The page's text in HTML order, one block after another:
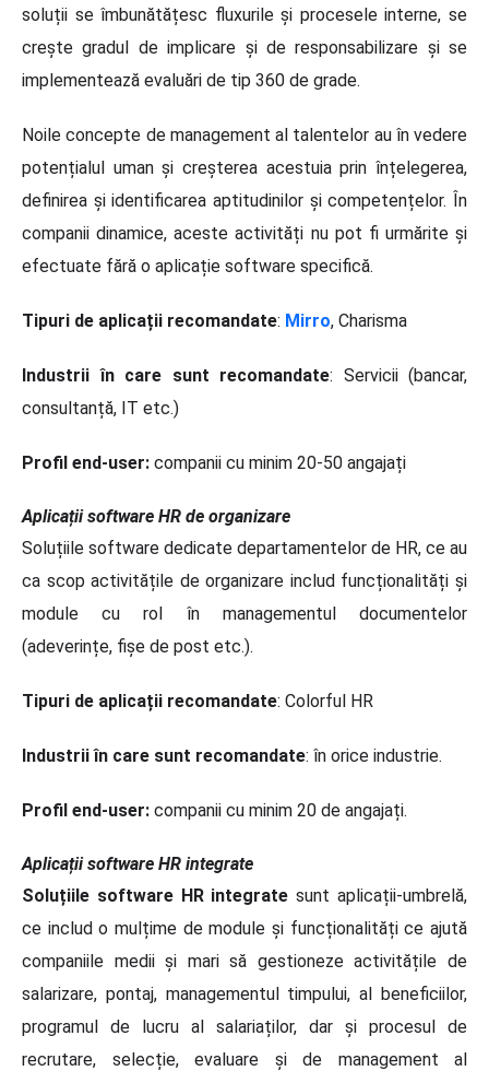
soluții se îmbunătățesc fluxurile și procesele interne, se
crește gradul de implicare și de responsabilizare și se
implementează evaluări de tip 360 de grade.
Noile concepte de management al talentelor au în vedere
potențialul uman și creșterea acestuia prin înțelegerea,
definirea și identificarea aptitudinilor și competențelor. În
companii dinamice, aceste activități nu pot fi urmărite și
efectuate fără o aplicație software specifică.
Tipuri de aplicații recomandate: Mirro, Charisma
Industrii în care sunt recomandate: Servicii (bancar,
consultanță, IT etc.)
Profil end-user: companii cu minim 20-50 angajați
Aplicații software HR de organizare
Soluțiile software dedicate departamentelor de HR, ce au
ca scop activitățile de organizare includ funcționalități și
module cu rol în managementul documentelor
(adeverințe, fișe de post etc.).
Tipuri de aplicații recomandate: Colorful HR
Industrii în care sunt recomandate: în orice industrie.
Profil end-user: companii cu minim 20 de angajați.
Aplicații software HR integrate
Soluțiile software HR integrate sunt aplicații-umbrelă,
ce includ o mulțime de module și funcționalități ce ajută
companiile medii și mari să gestioneze activitățile de
salarizare, pontaj, managementul timpului, al beneficiilor,
programul de lucru al salariaților, dar și procesul de
recrutare, selecție, evaluare și de management al